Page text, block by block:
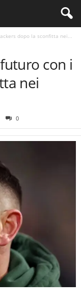
dopo la sconfitta nei...
con i
nei
0